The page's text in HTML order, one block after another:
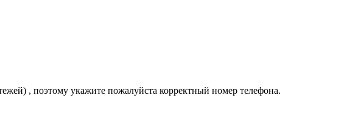
, поэтому укажите пожалуйста корректный номер телефона.